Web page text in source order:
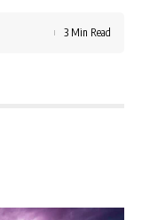
3 Min Read